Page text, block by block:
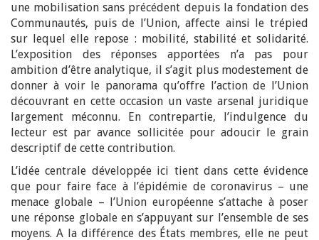
une mobilisation sans précédent depuis la fondation des
Communautés, puis de l’Union, affecte ainsi le trépied
sur lequel elle repose : mobilité, stabilité et solidarité.
L’exposition des réponses apportées n’a pas pour
ambition d’être analytique, il s’agit plus modestement de
donner à voir le panorama qu’offre l’action de l’Union
découvrant en cette occasion un vaste arsenal juridique
largement méconnu. En contrepartie, l’indulgence du
lecteur est par avance sollicitée pour adoucir le grain
descriptif de cette contribution.
L’idée centrale développée ici tient dans cette évidence
que pour faire face à l’épidémie de coronavirus – une
menace globale – l’Union européenne s’attache à poser
une réponse globale en s’appuyant sur l’ensemble de ses
moyens. A la différence des États membres, elle ne peut